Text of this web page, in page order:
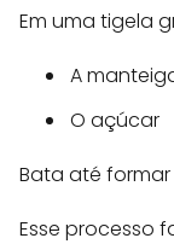
Em uma tigela
A
O açúcar
Bata até
Esse processo